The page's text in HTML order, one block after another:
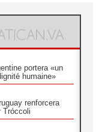
portera «un
humaine»
renforcera
Tróccoli